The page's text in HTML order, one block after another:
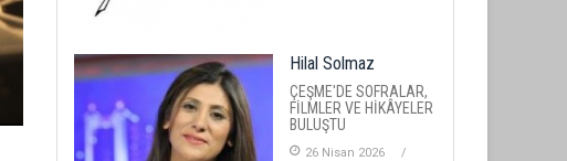
Hilal Solmaz
ÇEŞME'DE SOFRALAR,
FİLMLER VE HİKÂYELER
BULUŞTU
26 Nisan 2026